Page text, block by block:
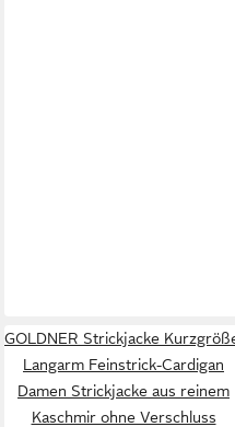
GOLDNER Strickjacke
Langarm Feinstrick-Cardigan
Damen Strickjacke aus reinem
Kaschmir ohne Verschluss